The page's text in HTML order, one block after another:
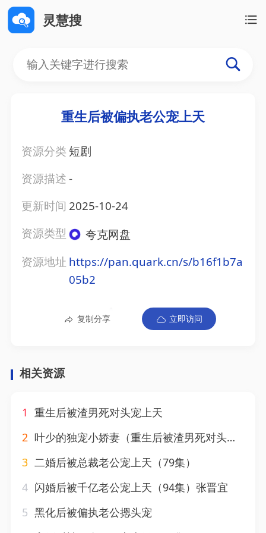
灵慧搜
重生后被偏执老公宠上天
资源分类 短剧
资源描述-
更新时间 2025-10-24
资源类型
夸克网盘
资源地址 https://pan.quark.cn/s/b16f1b7a
05b2
复制分享 立即访问
相关资源
1 重生后被渣男死对头宠上天
2 叶少的独宠小娇妻（重生后被渣男死对头宠上天）（长篇合集版）
3 二婚后被总裁老公宠上天（79集）
4 闪婚后被千亿老公宠上天（94集）张晋宜
5 黑化后被偏执老公摁头宠